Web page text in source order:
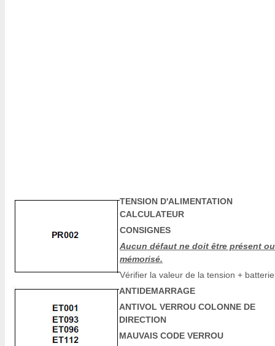
TENSION D'ALIMENTATION
CALCULATEUR
CONSIGNES
Aucun défaut ne doit être présent ou
mémorisé.
Vérifier la valeur de la tension +
ANTIDEMARRAGE
ANTIVOL VERROU COLONNE DE
DIRECTION
MAUVAIS CODE VERROU